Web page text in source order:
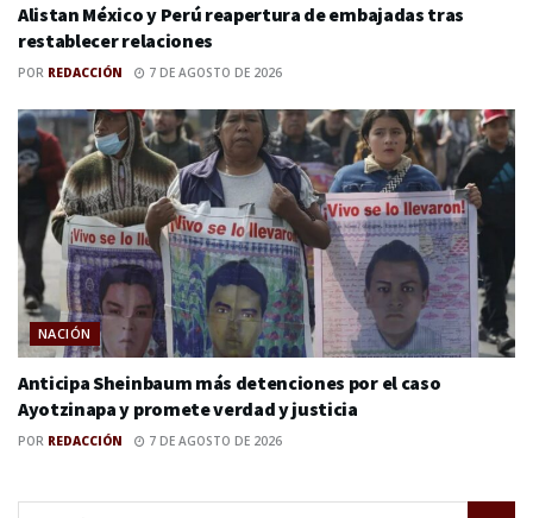
Alistan México y Perú reapertura de embajadas tras
restablecer relaciones
POR REDACCIÓN 7 DE AGOSTO DE 2026
NACIÓN
Anticipa Sheinbaum más detenciones por el caso
Ayotzinapa y promete verdad y justicia
POR REDACCIÓN 7 DE AGOSTO DE 2026